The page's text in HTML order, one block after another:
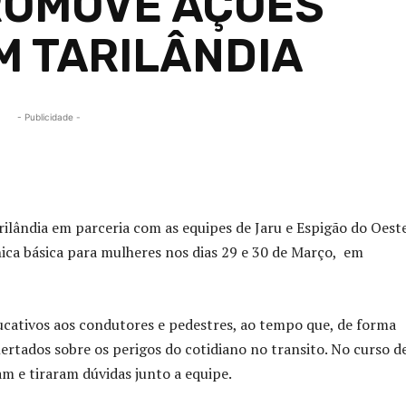
TARILÂNDIA
- Publicidade -
em parceria com as equipes de Jaru e Espigão do
básica para mulheres nos dias 29 e 30 de Março, em
aos condutores e pedestres, ao tempo que, de forma
sobre os perigos do cotidiano no transito. No curso
e tiraram dúvidas junto a equipe.